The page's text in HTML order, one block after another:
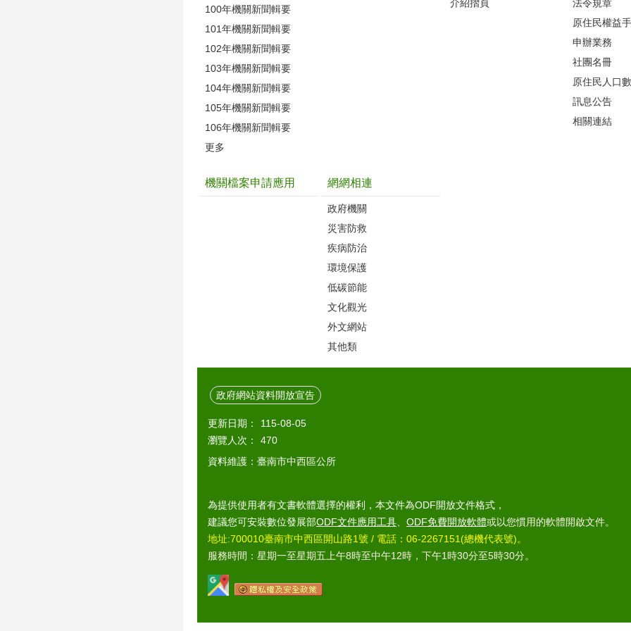
100年機關新聞輯要
101年機關新聞輯要
102年機關新聞輯要
103年機關新聞輯要
104年機關新聞輯要
105年機關新聞輯要
106年機關新聞輯要
更多
介紹摺頁
法令規章
原住民權益
申辦業務
社團名冊
原住民人口數
訊息公告
相關連結
機關檔案申請應用 網網相連
政府機關
災害防救
疾病防治
環境保護
低碳節能
文化觀光
外文網站
其他類
政府網站資料開放宣告
更新日期：
115-08-05
瀏覽人次：
470
資料維護：臺南市中西區公所
為提供使用者有文書軟體選擇的權利，本文件為ODF開放文件格式，
建議您可安裝數位發展部ODF文件應用工具、 ODF免費開放軟體或以您慣用的軟體開啟文件。
地址:700010臺南市中西區開山路1號 / 電話：06-2267151(總機代表號)。
服務時間：星期一至星期五上午8時至中午12時，下午1時30分至5時30分。